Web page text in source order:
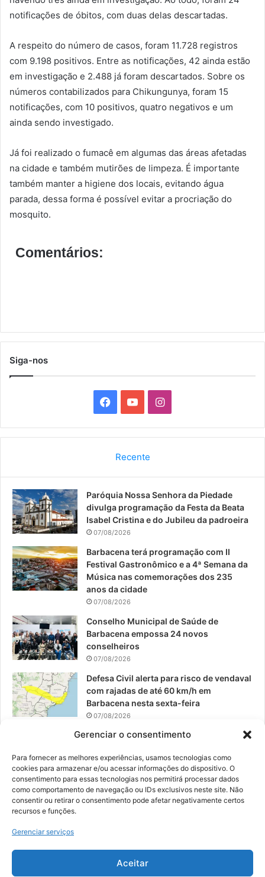
Gerenciar o consentimento
Para fornecer as melhores experiências, usamos tecnologias como
cookies para armazenar e/ou acessar informações do dispositivo. O
consentimento para essas tecnologias nos permitirá processar dados
como comportamento de navegação ou IDs exclusivos neste site. Não
consentir ou retirar o consentimento pode afetar negativamente certos
recursos e funções.
Gerenciar serviços
Aceitar
notificações de óbitos, com duas delas descartadas.
A respeito do número de casos, foram 11.728 registros
com 9.198 positivos. Entre as notificações, 42 ainda estão
em investigação e 2.488 já foram descartados. Sobre os
números contabilizados para Chikungunya, foram 15
notificações, com 10 positivos, quatro negativos e um
ainda sendo investigado.
Já foi realizado o fumacê em algumas das áreas afetadas
na cidade e também mutirões de limpeza. É importante
também manter a higiene dos locais, evitando água
parada, dessa forma é possível evitar a procriação do
mosquito.
Comentários:
Siga-nos
a
b
o
k
o
u
b
I
n
a
g
a
Recente
Paróquia Nossa Senhora da Piedade
divulga programação da Festa da Beata
Isabel Cristina e do Jubileu da padroeira
07/08/2026
Barbacena terá programação com II
Festival Gastronômico e a 4ª Semana da
Música nas comemorações dos 235
anos da cidade
07/08/2026
Conselho Municipal de Saúde de
Barbacena empossa 24 novos
conselheiros
07/08/2026
Defesa Civil alerta para risco de vendaval
com rajadas de até 60 km/h em
Barbacena nesta sexta-feira
07/08/2026
EPCAR tem a melhor nota do IDEB no
06/08/2026
© 2026, Todos os direitos reservados | Desenvolvido por:
Digital Business| Hospedado por:NP Publicidade
Fale Conosco
Sobre Nós